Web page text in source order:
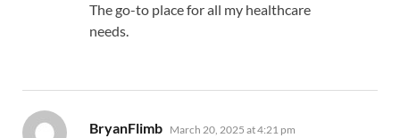
The go-to place for all my healthcare
needs.
BryanFlimb says:
March 20, 2025 at 4:21 pm